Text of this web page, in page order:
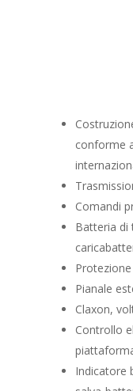
conforme
Comandi
Batteria di
Pianale
Claxon,
Controllo
Indicatore